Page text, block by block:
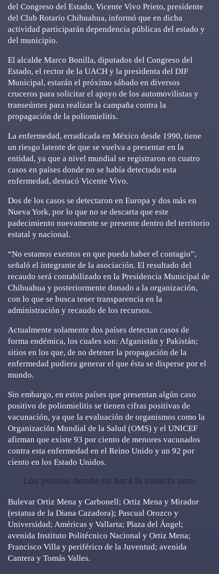
del Congreso del Estado, Vicente Vivo Prieto, presidente
del Club Rotario Chihuahua, informó que en dicha
actividad participarán dependencia públicas del estado y
del municipio.
El alcalde Marco Bonilla, diputados del Congreso del
Estado, el rector de la UACH y la presidenta del DIF
Municipal, estarán el próximo sábado en diversos
cruceros para solicitar el apoyo de los automovilistas y
transeúntes para realizar la campaña contra la
propagación de la poliomielitis.
La enfermedad, erradicada en México desde 1990, tiene
un riesgo latente de que se vuelva a presentar en la
entidad, ya que a nivel mundial se registraron en cuatro
casos en países donde no se había detectado esta
enfermedad, destacó Vicente Vivo.
Dos de los casos se detectaron en Europa y dos más en
Nueva York, por lo que no se descarta que este
padecimiento nuevamente se presente dentro del territorio
estatal y nacional.
“No estamos exentos en que pueda haber el contagio”,
señaló el integrante de la asociación. El resultado del
recaudo será contabilizado en la Presidencia Municipal de
Chihuahua y posteriormente donado a la organización,
con lo que se busca tener transparencia en la
administración y recaudo de los recursos.
Actualmente solamente dos países detectan casos de
forma endémica, los cuales son: Afganistán y Pakistán;
sitios en los que, de no detener la propagación de la
enfermedad pudiera generar el que ésta se disperse por el
mundo.
Sin embargo, en estos países que presentan algún caso
positivo de poliomielitis se tienen cifras positivas de
vacunación, ya que la evaluación de organismos como la
Organización Mundial de la Salud (OMS) y el UNICEF
afirman que existe 93 por ciento de menores vacunados
contra esta enfermedad en el Reino Unido y un 92 por
ciento en los Estado Unidos.
Los puntos donde se hará la colecta son:
Bulevar Ortiz Mena y Carbonell; Ortiz Mena y Mirador
(estatua de la Diana Cazadora); Pascual Orozco y
Universidad; Américas y Vallarta; Plaza del Ángel;
avenida Instituto Politécnico Nacional y Ortiz Mena;
Francisco Villa y periférico de la Juventud; avenida
Cantera y Tomás Valles.